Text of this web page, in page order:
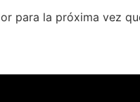
para la próxima vez